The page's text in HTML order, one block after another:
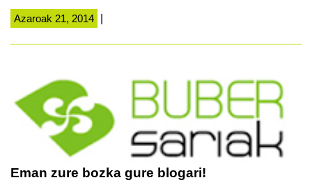
Azaroak 21, 2014
Eman zure bozka gure blogari!